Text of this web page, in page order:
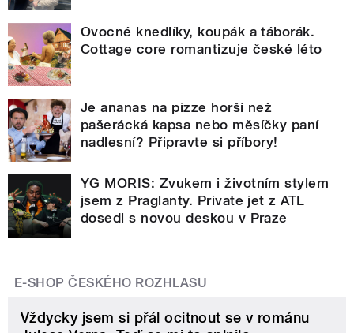
Ovocné knedlíky, koupák a táborák.
Cottage core romantizuje české léto
Je ananas na pizze horší než
pašerácká kapsa nebo měsíčky paní
nadlesní? Připravte si příbory!
YG MORIS: Zvukem i životním stylem
jsem z Praglanty. Private jet z ATL
dosedl s novou deskou v Praze
E-SHOP ČESKÉHO ROZHLASU
Vždycky jsem si přál ocitnout se v románu